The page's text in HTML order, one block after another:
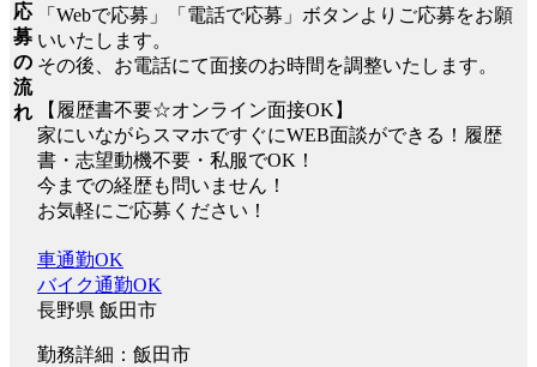
応
募
の
流
れ
「Webで応募」「電話で応募」ボタンよりご応募をお願
いいたします。
その後、お電話にて面接のお時間を調整いたします。
【履歴書不要☆オンライン面接OK】
家にいながらスマホですぐにWEB面談ができる！履歴
書・志望動機不要・私服でOK！
今までの経歴も問いません！
お気軽にご応募ください！
車通勤OK
バイク通勤OK
長野県 飯田市
勤務詳細：飯田市